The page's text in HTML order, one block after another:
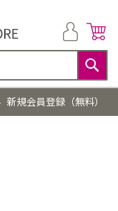
検
索
新規会員登録（無料）